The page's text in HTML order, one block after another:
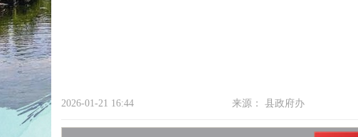
2026-01-21 16:44 来源：县政府办